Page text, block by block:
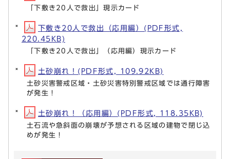
「下敷き20人で救出」現示カード
下敷き20人で救出（応用編）(PDF形式,
220.45KB)
「下敷き20人で救出」（応用編）現示カード
土砂崩れ！(PDF形式, 109.92KB)
土砂災害警戒区域・土砂災害特別警戒区域では通行障害
が発生！
土砂崩れ！（応用編）(PDF形式, 118.35KB)
土石流や急斜面の崩壊が予想される区域の建物で閉じ込
めが発生！